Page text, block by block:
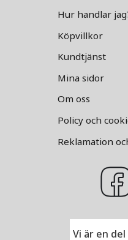
Hur handlar
Köpvillkor
Kundtjänst
Mina sidor
Om oss
Policy och
Reklamation
Vi är en del